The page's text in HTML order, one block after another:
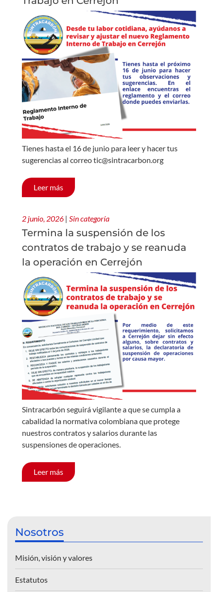
Tienes hasta el 16 de junio para leer y hacer tus
sugerencias al correo tic@sintracarbon.org
Leer más
2 junio, 2026 | Sin categoría
Termina la suspensión de los
contratos de trabajo y se reanuda
la operación en Cerrejón
Sintracarbón seguirá vigilante a que se cumpla a
cabalidad la normativa colombiana que protege
nuestros contratos y salarios durante las
suspensiones de operaciones.
Leer más
Nosotros
Misión, visión y valores
Estatutos